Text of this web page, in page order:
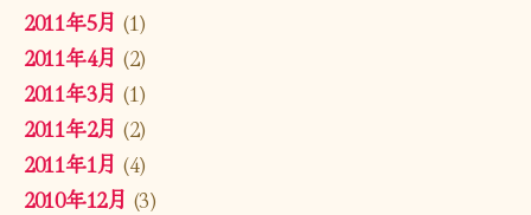
2011年5月 (1)
2011年4月 (2)
2011年3月 (1)
2011年2月 (2)
2011年1月 (4)
2010年12月 (3)